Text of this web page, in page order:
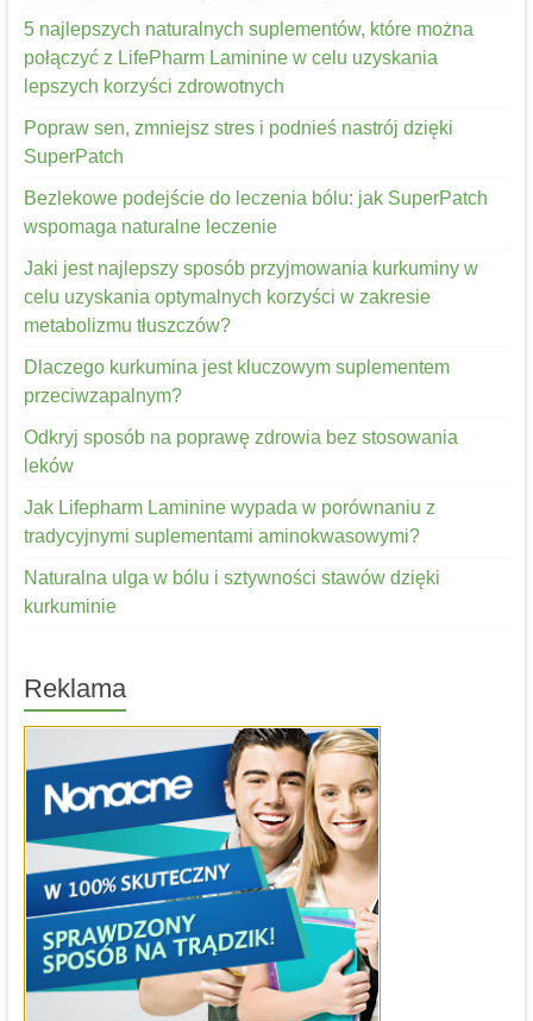
5 najlepszych naturalnych suplementów, które można
połączyć z LifePharm Laminine w celu uzyskania
lepszych korzyści zdrowotnych
Popraw sen, zmniejsz stres i podnieś nastrój dzięki
SuperPatch
Bezlekowe podejście do leczenia bólu: jak SuperPatch
wspomaga naturalne leczenie
Jaki jest najlepszy sposób przyjmowania kurkuminy w
celu uzyskania optymalnych korzyści w zakresie
metabolizmu tłuszczów?
Dlaczego kurkumina jest kluczowym suplementem
przeciwzapalnym?
Odkryj sposób na poprawę zdrowia bez stosowania
leków
Jak Lifepharm Laminine wypada w porównaniu z
tradycyjnymi suplementami aminokwasowymi?
Naturalna ulga w bólu i sztywności stawów dzięki
kurkuminie
Reklama